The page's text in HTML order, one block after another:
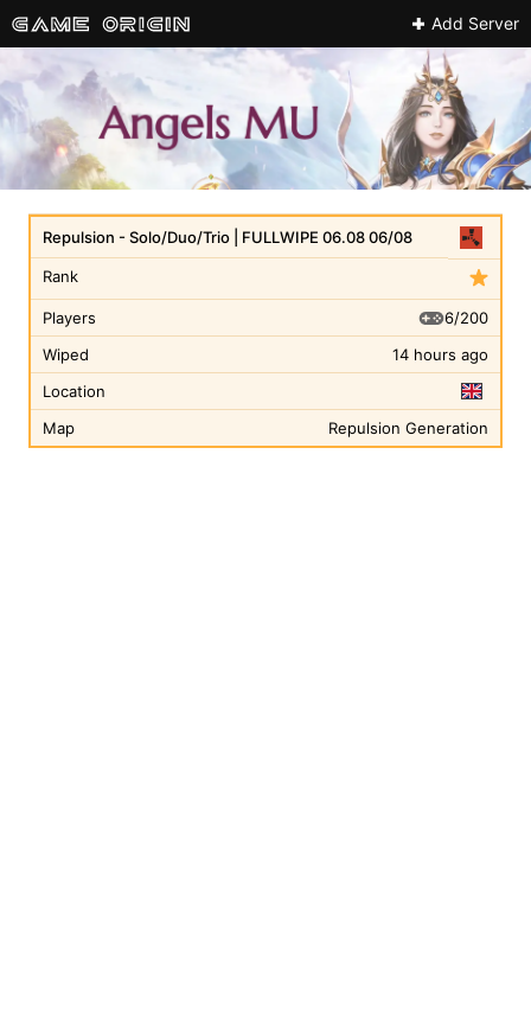
Add Server
Rank
Repulsion - Solo/Duo/Trio | FULLWIPE 06.08 06/08
Players
6/200
Wiped
14 hours ago
Location
Map
Repulsion Generation